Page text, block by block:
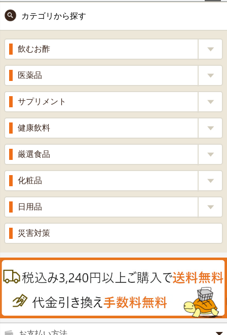
ップ
へ
カテゴリから探す
飲むお酢
補酵素のちから
くろ酢
りんご酢
ざくろ酢
梅酢
医薬品
風邪薬
胃腸薬
整腸薬
解熱鎮痛剤
せきどめ
滋養強壮
消炎鎮痛剤
肌・皮膚のお薬
絆創膏
殺菌消毒液
鼻炎薬
サプリメント
ウコン
乳酸菌
ローヤルゼリー
牡蠣エキス
プロポリス
プラセンタ
肝油
鉄
ノコギリヤシ
グルコサミン
健康飲料
健康茶
漢方茶
青汁・豆乳
甘酒
健康ドリンク
厳選食品
もち麦・十六穀米
生姜
丼の素
のど飴
うどん・そば
喜多方ラーメン
カレー・シチュー
化粧品
美容品
スキンクリーム＆美容パック
ウオッシュ＆ソープ
日用品
入浴剤
災害対策